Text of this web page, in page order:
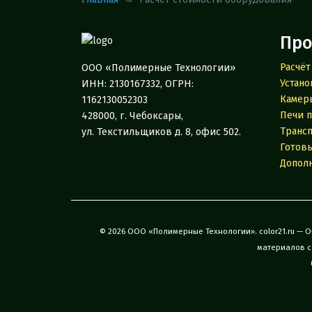
ООО «Полимерные Технологии»
ИНН: 2130167332, ОГРН:
1162130052303
428000, г. Чебоксары,
ул. Текстильщиков д. 8, офис 502.
Печи
© 2026 ООО «Полимерные Технологии». color21.ru —
материалов